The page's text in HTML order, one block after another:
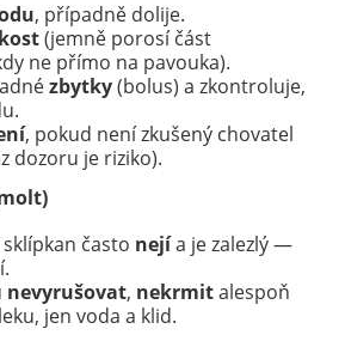
, případně dolije.
(jemně porosí část
ne přímo na pavouka).
zbytky(bolus) a zkontroluje,
, pokud není zkušený chovatel
dozoru je riziko).
často nejía je zalezlý —
nevyrušovat, nekrmitalespoň
jen voda a klid.